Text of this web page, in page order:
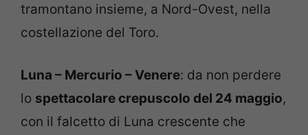
tramontano insieme, a Nord-Ovest, nella
costellazione del Toro.
Luna – Mercurio – Venere: da non perdere
lo spettacolare crepuscolo del 24 maggio,
con il falcetto di Luna crescente che